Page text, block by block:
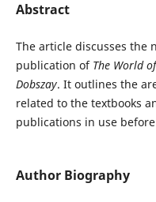
Abstract
The article discusses the
publication of The World
Dobszay. It outlines the
related to the textbooks
publications in use
Author Biography